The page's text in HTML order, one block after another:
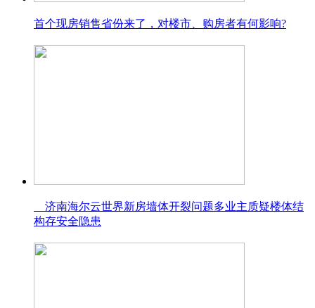
首个现房销售省份来了，对楼市、购房者有何影响?
济南海尔云世界新房墙体开裂问题多业主质疑楼体结
构存安全隐患